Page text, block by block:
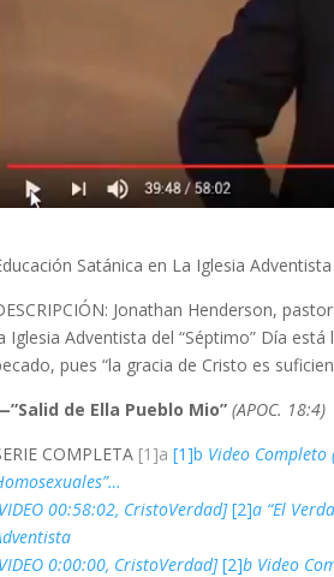
Satánica en La Iglesia Adventista
Jonathan Henderson,
Iglesia Adventista del “Séptimo” Día
pues “la gracia de Cristo es
de Ella Pueblo Mio”(APOC. 18:4)
COMPLETA [1]a [1]b Video Completo
00:58:02, CristoVerdad] [2]a “El
0:00:00, CristoVerdad] [2]b Video